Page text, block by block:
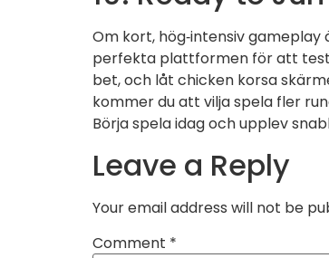
Om kort, hög‑intensiv
perfekta plattformen för att
bet, och låt chicken korsa
kommer du att vilja spela fler
Börja spela idag och upplev
Leave a Reply
Your email address will not be
Comment *